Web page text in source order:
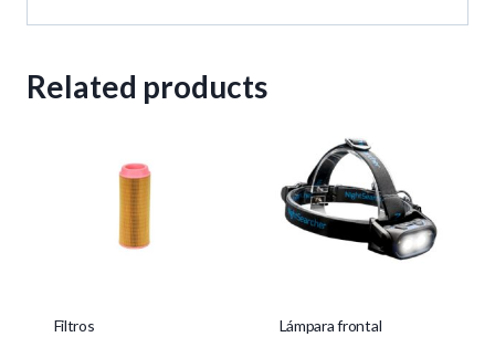
Related products
Filtros
Lámpara frontal